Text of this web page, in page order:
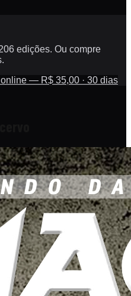
edições. Ou compre
online — R$ 35,00 · 30 dias